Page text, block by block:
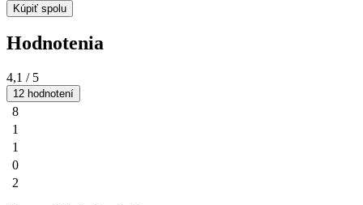
Kúpiť spolu
Hodnotenia
4,1 / 5
12 hodnotení
8
1
1
0
2